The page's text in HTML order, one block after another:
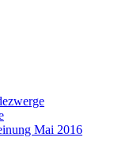
Mai 2016